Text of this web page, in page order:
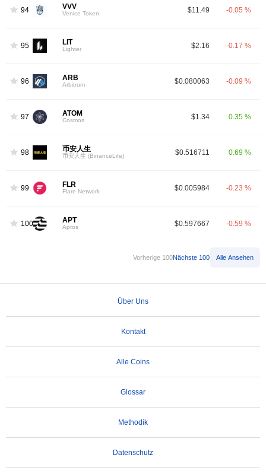
94 VVV
Venice Token $11.49 -0.05 %
95 LIT
Lighter $2.16 -0.17 %
96 ARB
Arbitrum $0.080063 -0.09 %
97 ATOM
Cosmos $1.34 0.35 %
98 币安人生
币安人生 (BinanceLife) $0.516711 0.69 %
99 FLR
Flare Network $0.005984 -0.23 %
100 APT
Aptos $0.597667 -0.59 %
Vorherige 100Nächste 100 Alle Ansehen
Über Uns
Kontakt
Alle Coins
Glossar
Methodik
Datenschutz